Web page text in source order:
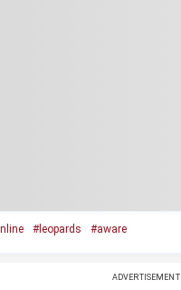
#leopards #aware
ADVERTISEMENT